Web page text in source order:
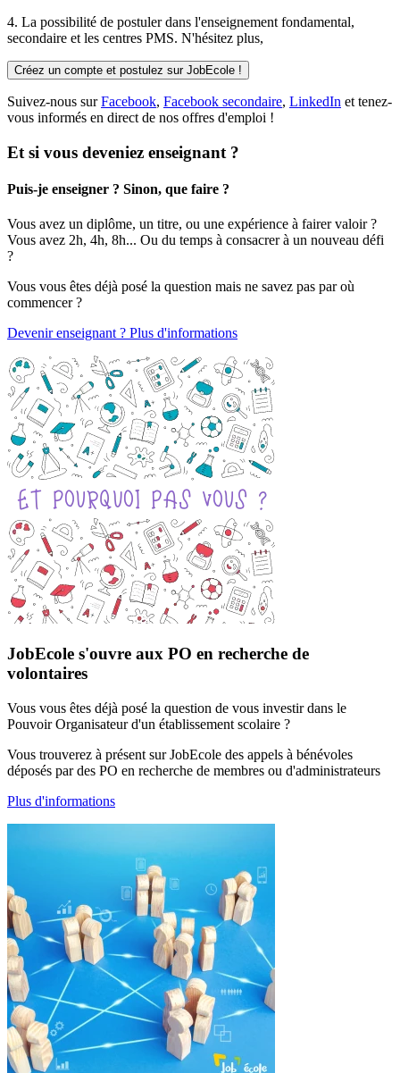
4. La possibilité de postulerdans l'enseignement fondamental,
secondaire et les centres PMS. N'hésitez plus,
Créez un compte et postulez sur JobEcole !
Suivez-nous surFacebook, Facebook secondaire, LinkedIn et tenez-
vous informés en direct de nos offres d'emploi !
Et si vous deveniez enseignant ?
Puis-je enseigner ? Sinon, que faire ?
Vous avez un diplôme, un titre, ou une expérience à fairer valoir ?
Vous avez 2h, 4h, 8h... Ou du temps à consacrer à un nouveau défi
?
Vous vous êtes déjà posé la question mais ne savez pas par où
commencer ?
Devenir enseignant ? Plus d'informations
JobEcole s'ouvre aux PO en recherche de
volontaires
Vous vous êtes déjà posé la question de vous investir dans le
Pouvoir Organisateur d'un établissement scolaire ?
Vous trouverez à présent sur JobEcole des appels à bénévoles
déposés par des PO en recherche de membres ou d'administrateurs
Plus d'informations